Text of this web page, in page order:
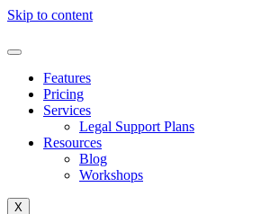
Skip to content
Features
Pricing
Services
Legal Support Plans
Resources
Blog
Workshops
X